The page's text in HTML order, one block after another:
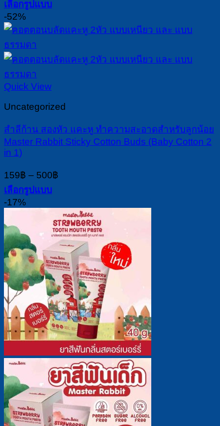
870฿
เลือกรูปแบบ
This
product
multiple
variants.
The
options
may
be
on
the
product
page
-52%
Quick View
Uncategorized
สำลีก้าน สองหัว แคะหู ทำความสะอาดสำหรับลูกน้อย
Master Rabbit Sticky Cotton Buds (Baby Cotton 2
in 1)
159฿ – 500฿
through
500฿
เลือกรูปแบบ
This
has
multiple
variants.
The
options
may
be
chosen
on
the
product
page
-17%